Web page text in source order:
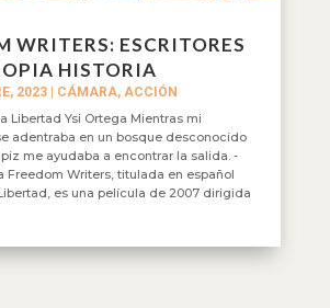
WRITERS: ESCRITORES
HISTORIA
2023| CÁMARA, ACCIÓN
Libertad Ysi Ortega Mientras mi
adentraba en un bosque desconocido
me ayudaba a encontrar la salida. -
Freedom Writers, titulada en español
es una película de 2007 dirigida